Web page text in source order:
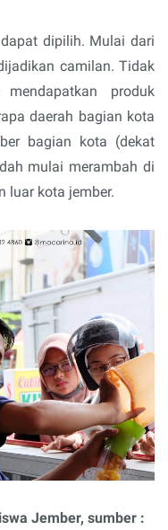
dipilih. Mulai dari
camilan. Tidak
produk
daerah bagian kota
bagian kota (dekat
mulai merambah di
luar kota jember.
Jember, sumber :